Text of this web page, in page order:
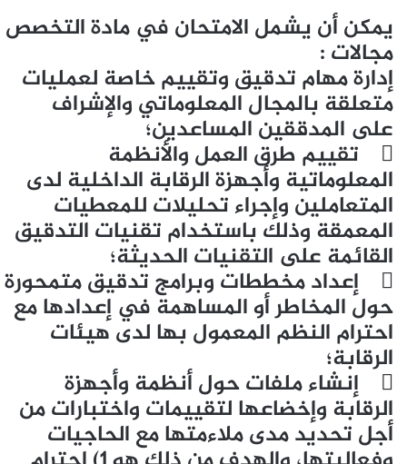
يمكن أن يشمل الامتحان في مادة التخصص
مجالات :
إدارة مهام تدقيق وتقييم خاصة لعمليات
متعلقة بالمجال المعلوماتي والإشراف
على المدققين المساعدين؛
 تقييم طرق العمل والأنظمة
المعلوماتية وأجهزة الرقابة الداخلية لدى
المتعاملين وإجراء تحليلات للمعطيات
المعمقة وذلك باستخدام تقنيات التدقيق
القائمة على التقنيات الحديثة؛
 إعداد مخططات وبرامج تدقيق متمحورة
حول المخاطر أو المساهمة في إعدادها مع
احترام النظم المعمول بها لدى هيئات
الرقابة؛
 إنشاء ملفات حول أنظمة وأجهزة
الرقابة وإخضاعها لتقييمات واختبارات من
أجل تحديد مدى ملاءمتها مع الحاجيات